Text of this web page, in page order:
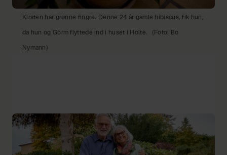
Kirsten har grønne fingre. Denne 24 år gamle hibiscus, fik hun,
da hun og Gorm flyttede ind i huset i Holte. (Foto: Bo
Nymann)